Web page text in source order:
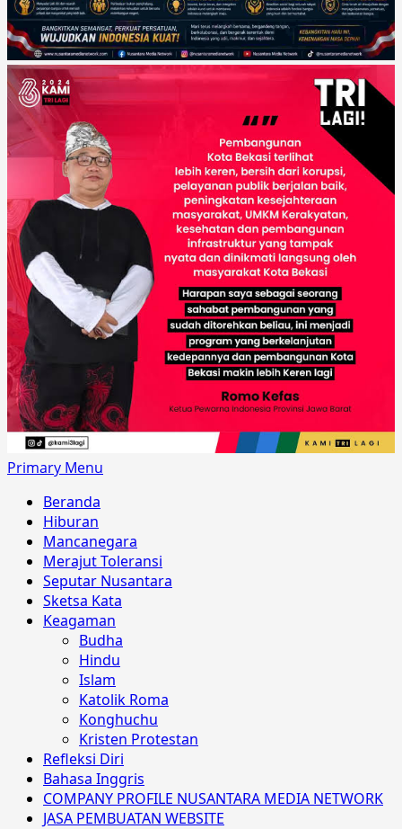
Primary Menu
Beranda
Hiburan
Mancanegara
Merajut Toleransi
Seputar Nusantara
Sketsa Kata
Keagaman
Budha
Hindu
Islam
Katolik Roma
Konghuchu
Kristen Protestan
Refleksi Diri
Bahasa Inggris
COMPANY PROFILE NUSANTARA MEDIA NETWORK
JASA PEMBUATAN WEBSITE